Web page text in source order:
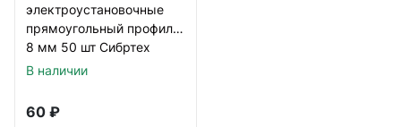
электроустановочные
прямоугольный профиль
8 мм 50 шт Сибртех
В наличии
60 ₽